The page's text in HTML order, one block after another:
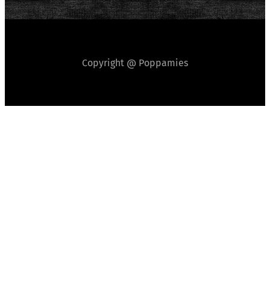
Copyright @ Poppamies